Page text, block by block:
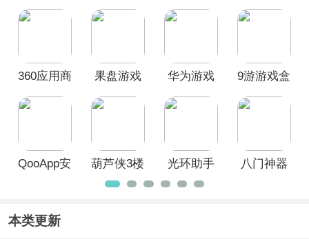
360应用商
果盘游戏
华为游戏
9游游戏盒
QooApp安
葫芦侠3楼
官方版
光环助手
2026最新
八门神器
本类更新